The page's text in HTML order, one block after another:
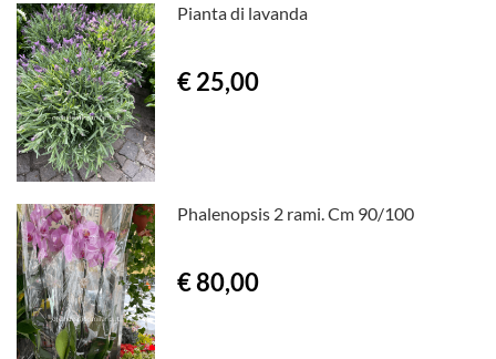
Pianta di lavanda
€ 25,00
Phalenopsis 2 rami. Cm 90/100
€ 80,00